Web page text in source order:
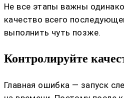
Не все этапы важны
качество всего
выполнить чуть позже.
Контролируйте
Главная ошибка — запуск